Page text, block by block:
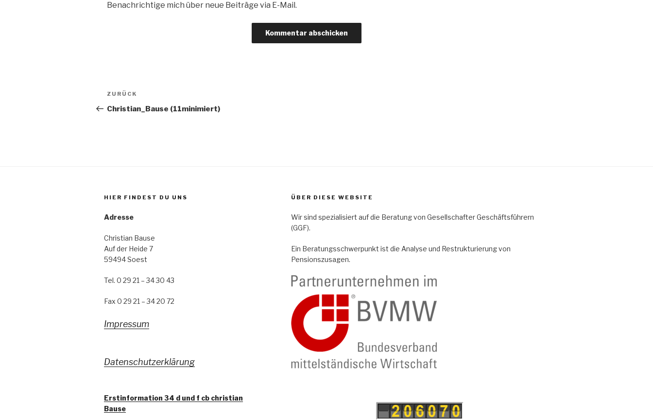
Benachrichtige mich über neue Beiträge via E-Mail.
Beitragsnavigation
Vorheriger
Beitrag
ZURÜCK
Christian_Bause (11minimiert)
HIER FINDEST DU UNS
Adresse
Christian Bause
Auf der Heide 7
59494 Soest
Tel. 0 29 21 – 34 30 43
Fax 0 29 21 – 34 20 72
Impressum
Datenschutzerklärung
Erstinformation 34 d und f cb christian
Bause
ÜBER DIESE WEBSITE
Wir sind spezialisiert auf die Beratung von Gesellschafter Geschäftsführern
(GGF).
Ein Beratungsschwerpunkt ist die Analyse und Restrukturierung von
Pensionszusagen.